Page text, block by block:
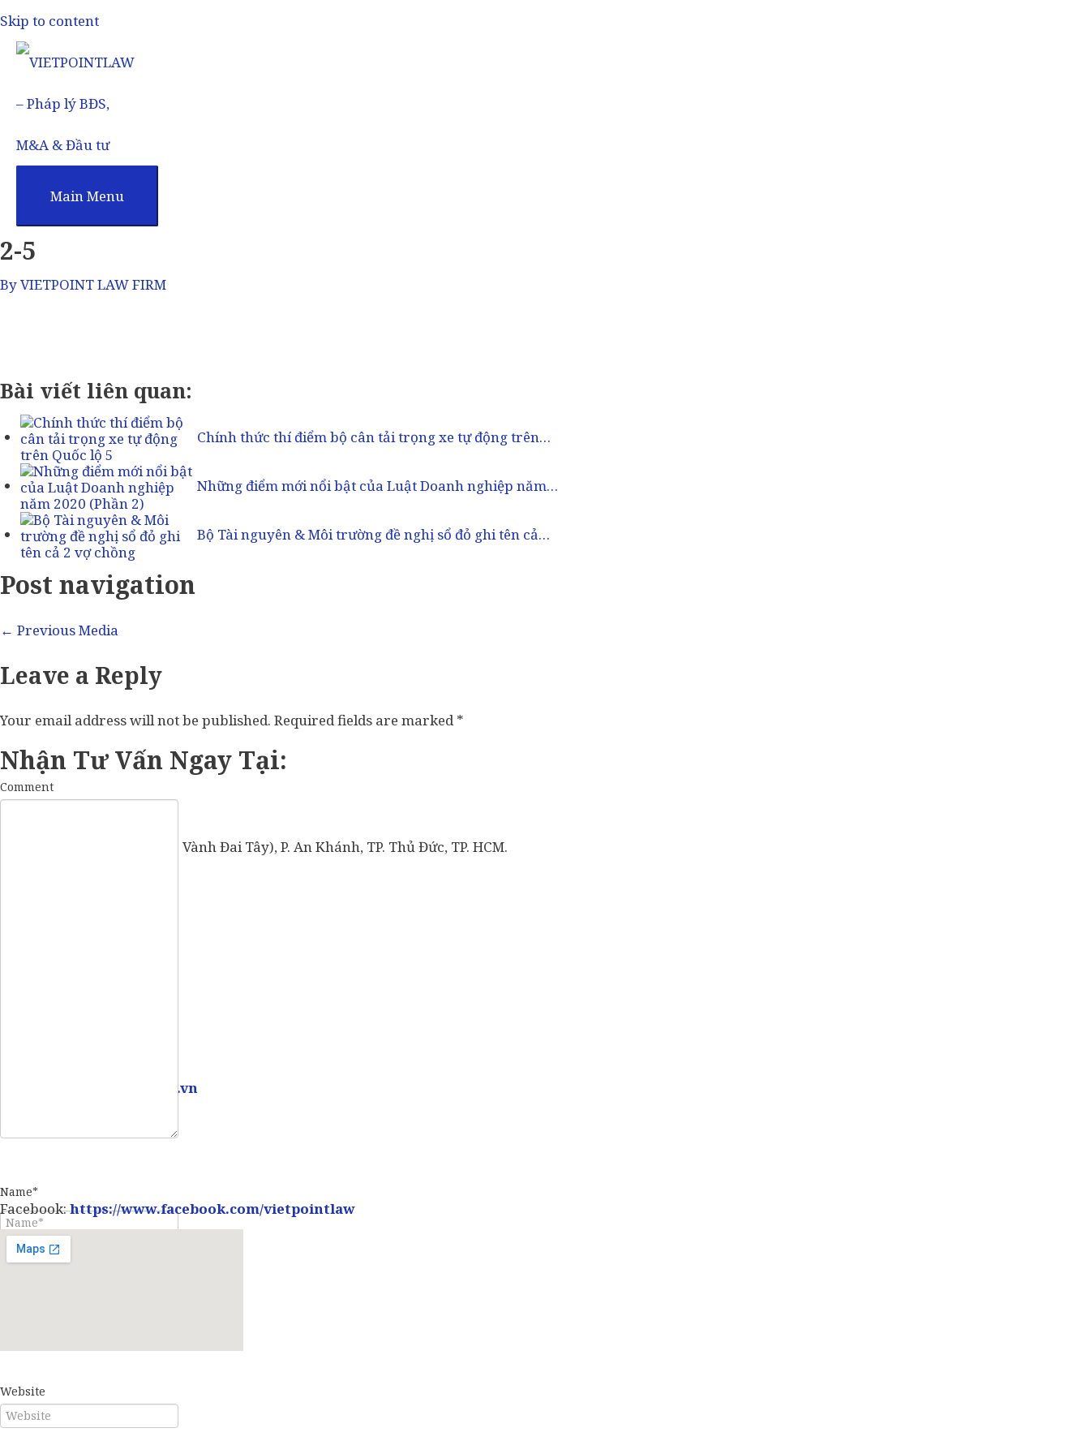
Skip to content
Main Menu
2-5
ByVIETPOINT LAW FIRM
Bài viết liên quan:
Chính thức thí điểm bộ cân tải trọng xe tự động trên…
Những điểm mới nổi bật của Luật Doanh nghiệp năm…
Bộ Tài nguyên & Môi trường đề nghị sổ đỏ ghi tên cả…
Post navigation
← Previous Media
Leave a Reply
Your email address will not be published. Required fields are marked*
Comment
Name*
Website
Nhận Tư Vấn Ngay Tại:
57 Vành Đai Tây (số cũ: 936 Vành Đai Tây), P. An Khánh, TP. Thủ Đức, TP. HCM.
info@vietpointlaw.vn
Facebook:https://www.facebook.com/vietpointlaw